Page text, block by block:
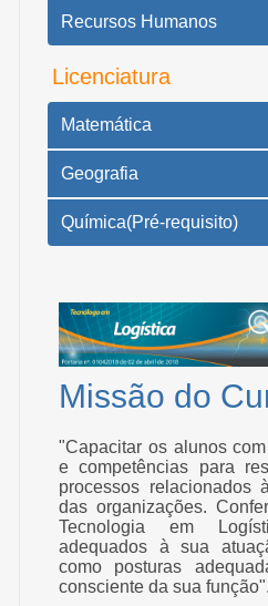
Recursos Humanos
Licenciatura
Matemática
Geografia
Química(Pré-requisito)
Missão do
"Capacitar os alunos
e competências para
processos relacionados
das organizações.
Tecnologia em
adequados à sua
como posturas
consciente da sua função".